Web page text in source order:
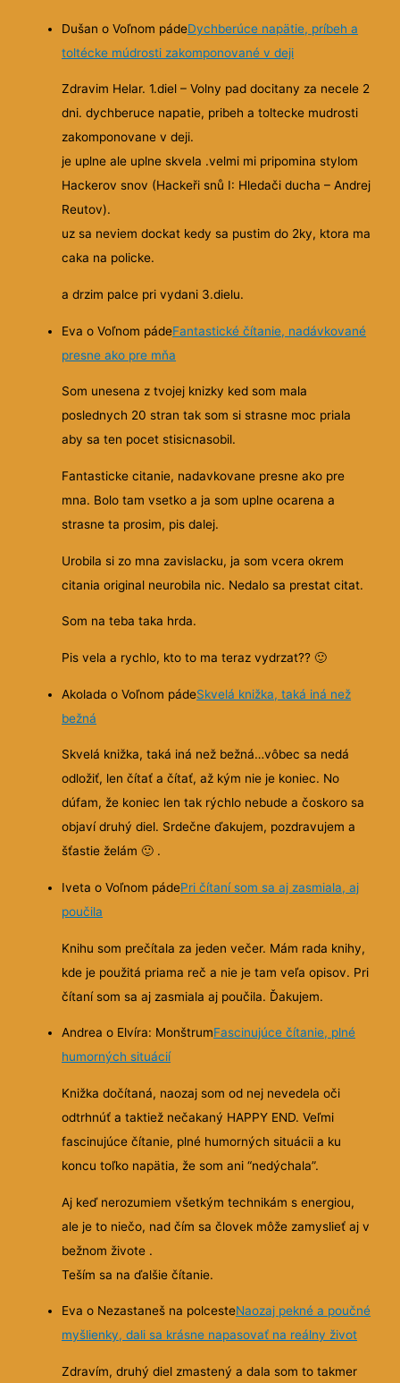
Dušan o Voľnom pádeDychberúce napätie, príbeh a
toltécke múdrosti zakomponované v deji
Zdravim Helar. 1.diel – Volny pad docitany za necele 2
dni. dychberuce napatie, pribeh a toltecke mudrosti
zakomponovane v deji.
je uplne ale uplne skvela .velmi mi pripomina stylom
Hackerov snov (Hackeři snů I: Hledači ducha – Andrej
Reutov).
uz sa neviem dockat kedy sa pustim do 2ky, ktora ma
caka na policke.
a drzim palce pri vydani 3.dielu.
Eva o Voľnom pádeFantastické čítanie, nadávkované
presne ako pre mňa
Som unesena z tvojej knizky ked som mala
poslednych 20 stran tak som si strasne moc priala
aby sa ten pocet stisicnasobil.
Fantasticke citanie, nadavkovane presne ako pre
mna. Bolo tam vsetko a ja som uplne ocarena a
strasne ta prosim, pis dalej.
Urobila si zo mna zavislacku, ja som vcera okrem
citania original neurobila nic. Nedalo sa prestat citat.
Som na teba taka hrda.
Pis vela a rychlo, kto to ma teraz vydrzat??🙂
Akolada o Voľnom pádeSkvelá knižka, taká iná než
bežná
Skvelá knižka, taká iná než bežná…vôbec sa nedá
odložiť, len čítať a čítať, až kým nie je koniec. No
dúfam, že koniec len tak rýchlo nebude a čoskoro sa
objaví druhý diel. Srdečne ďakujem, pozdravujem a
šťastie želám🙂 .
Iveta o Voľnom pádePri čítaní som sa aj zasmiala, aj
poučila
Knihu som prečítala za jeden večer. Mám rada knihy,
kde je použitá priama reč a nie je tam veľa opisov. Pri
čítaní som sa aj zasmiala aj poučila. Ďakujem.
Andrea o Elvíra: MonštrumFascinujúce čítanie, plné
humorných situácií
Knižka dočítaná, naozaj som od nej nevedela oči
odtrhnúť a taktiež nečakaný HAPPY END. Veľmi
fascinujúce čítanie, plné humorných situácii a ku
koncu toľko napätia, že som ani “nedýchala”.
Aj keď nerozumiem všetkým technikám s energiou,
ale je to niečo, nad čím sa človek môže zamyslieť aj v
bežnom živote .
Teším sa na ďalšie čítanie.
Eva o Nezastaneš na polcesteNaozaj pekné a poučné
myšlienky, dali sa krásne napasovať na reálny život
Zdravím, druhý diel zmastený a dala som to takmer